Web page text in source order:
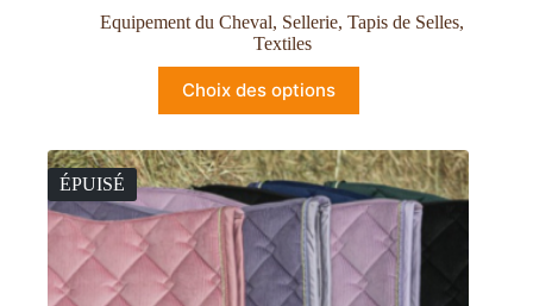
Equipement du Cheval, Sellerie,Tapis de Selles,
Textiles
Choix des options
ÉPUISÉ